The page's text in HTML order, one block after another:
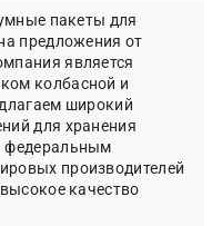
пакеты для
предложения от
является
колбасной и
широкий
для хранения
федеральным
производителей
качество